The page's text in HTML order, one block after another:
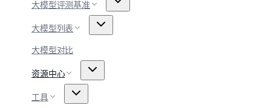
大模型评测基准
大模型列表
大模型对比
资源中心
工具